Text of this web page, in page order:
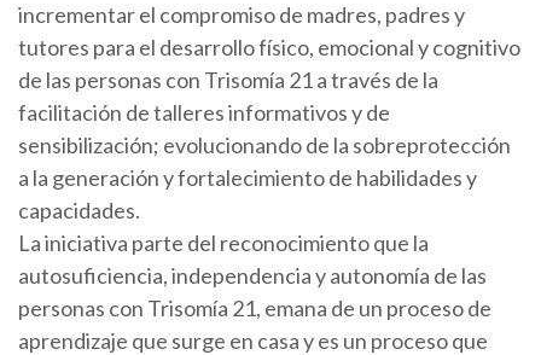
incrementar el compromiso de madres, padres y
tutores para el desarrollo físico, emocional y cognitivo
de las personas con Trisomía 21 a través de la
facilitación de talleres informativos y de
sensibilización; evolucionando de la sobreprotección
a la generación y fortalecimiento de habilidades y
capacidades.
La iniciativa parte del reconocimiento que la
autosuficiencia, independencia y autonomía de las
personas con Trisomía 21, emana de un proceso de
aprendizaje que surge en casa y es un proceso que